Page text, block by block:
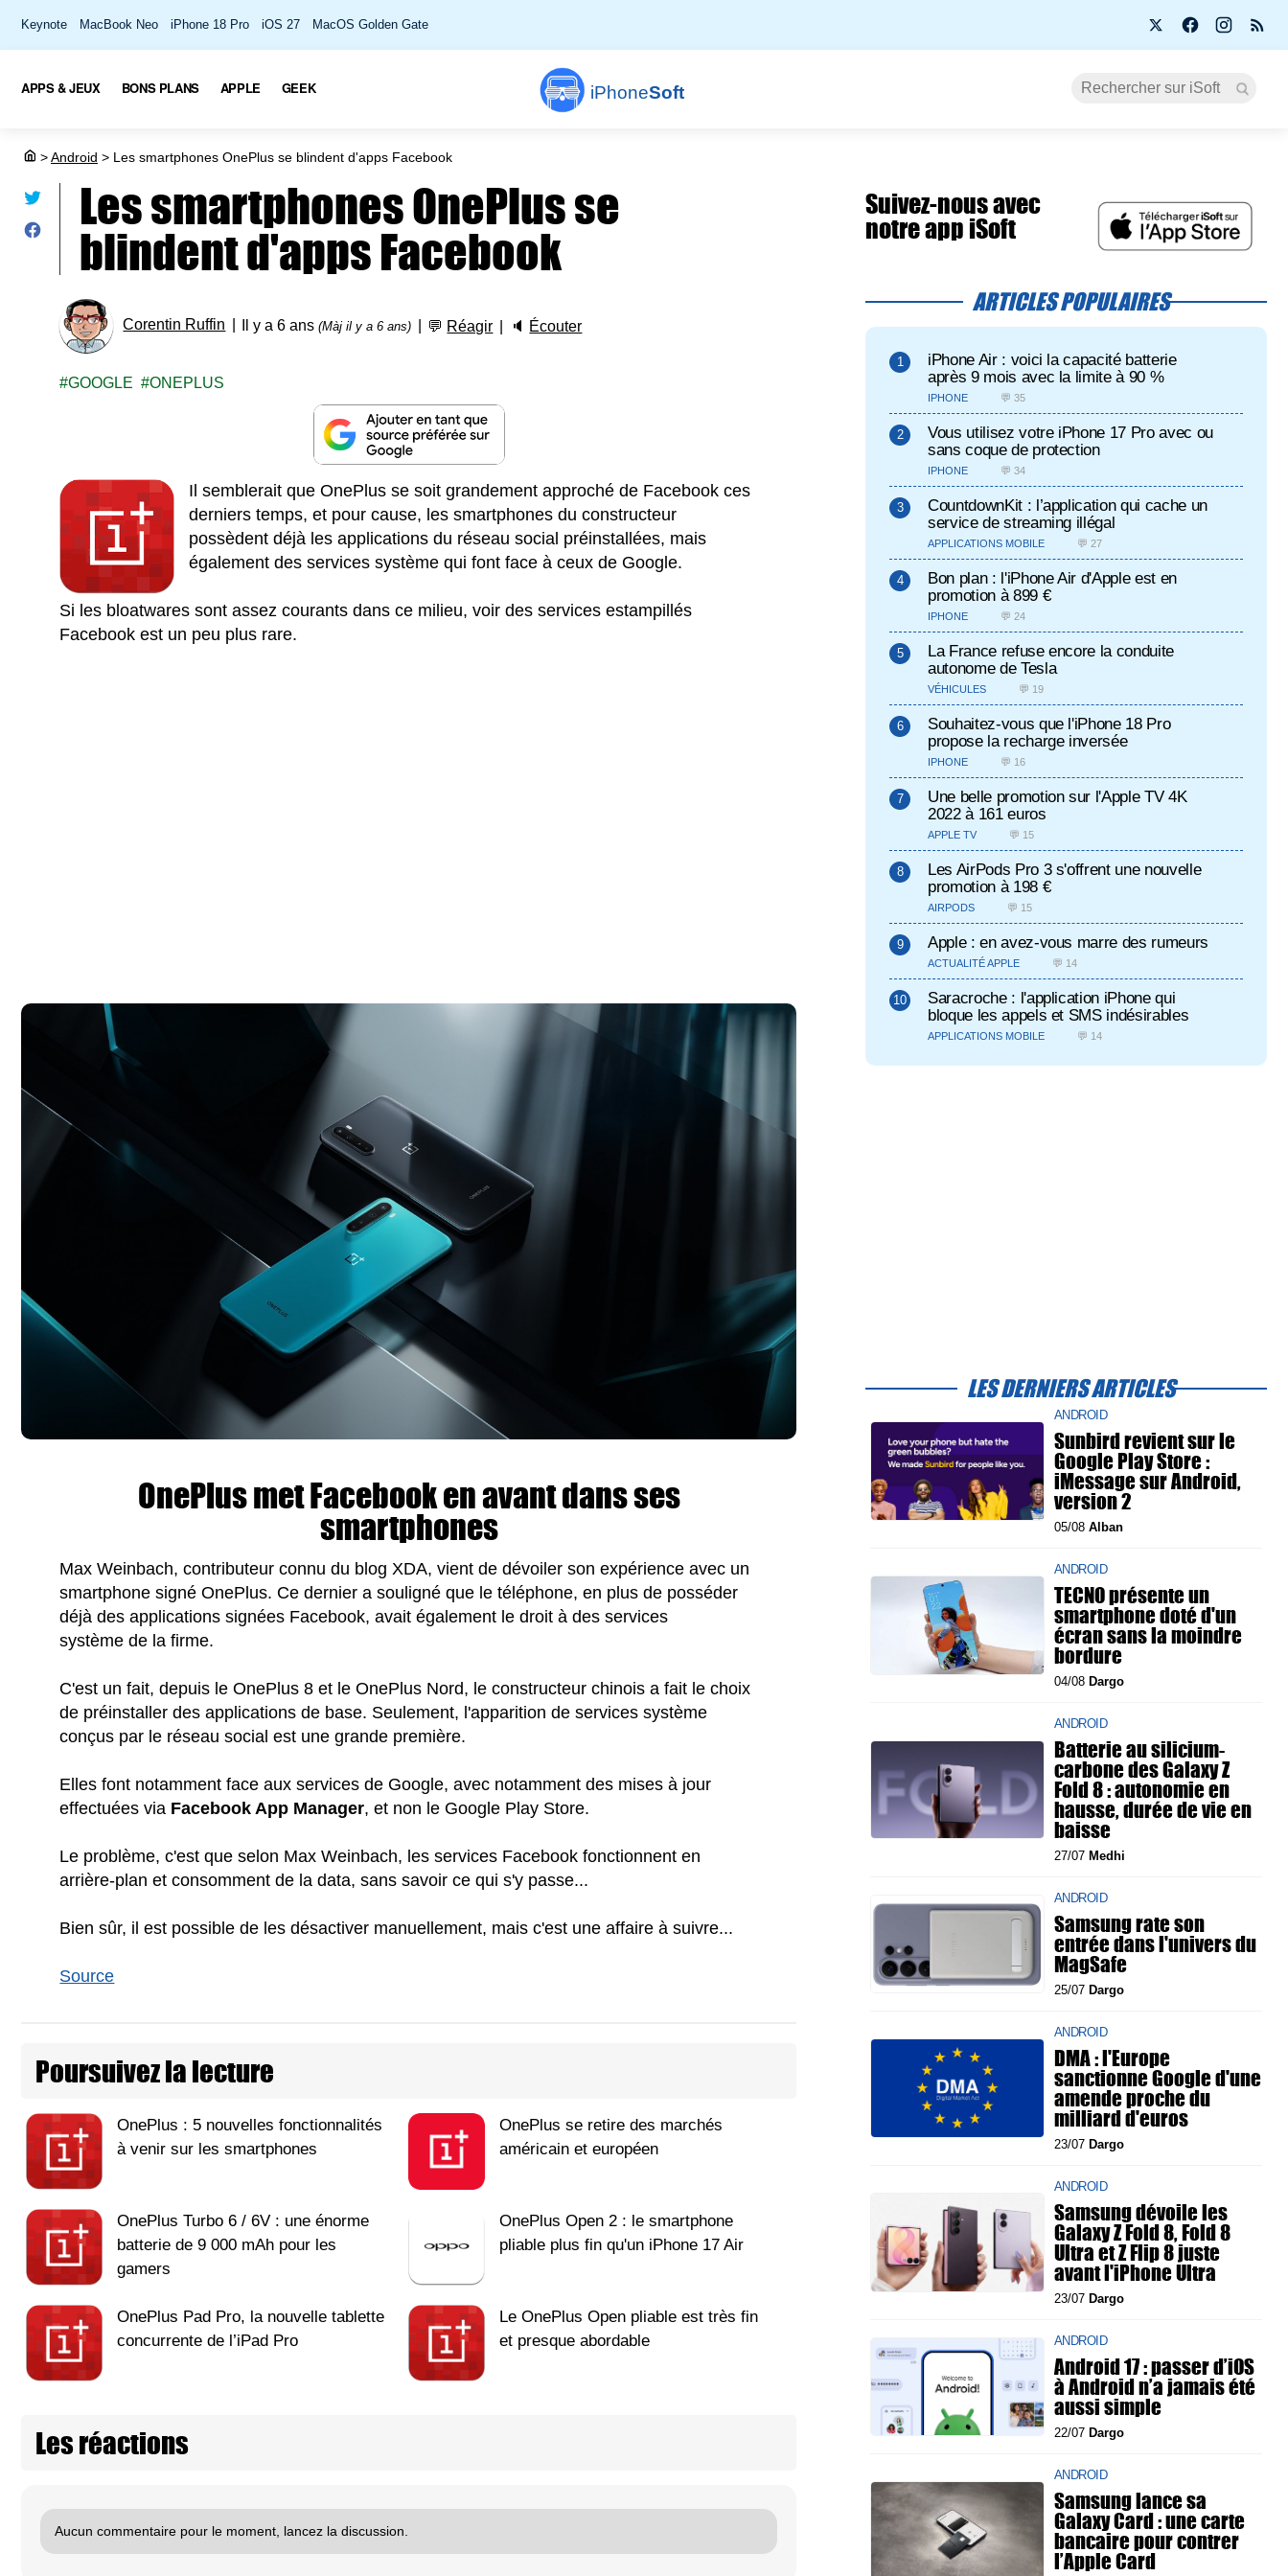
Keynote MacBook Neo iPhone 18 Pro iOS 27 MacOS Golden Gate
iPhoneSoft
APPS & JEUX BONS PLANS APPLE GEEK
>Android > Les smartphones OnePlus se blindent d'apps Facebook
Les smartphones OnePlus se
blindent d'apps Facebook
Corentin Ruffin Il y a 6 ans(Màj il y a 6 ans) 💬 Réagir 🔈 Écouter
GOOGLE ONEPLUS
Il semblerait que OnePlus se soit grandement approché de Facebook ces
derniers temps, et pour cause, les smartphones du constructeur
possèdent déjà les applications du réseau social préinstallées, mais
également des services système qui font face à ceux de Google.
Si les bloatwares sont assez courants dans ce milieu, voir des services estampillés
Facebook est un peu plus rare.
OnePlus met Facebook en avant dans ses
smartphones
Max Weinbach, contributeur connu du blog XDA, vient de dévoiler son expérience avec un
smartphone signé OnePlus. Ce dernier a souligné que le téléphone, en plus de posséder
déjà des applications signées Facebook, avait également le droit à des services
système de la firme.
C'est un fait, depuis le OnePlus 8 et le OnePlus Nord, le constructeur chinois a fait le choix
de préinstaller des applications de base. Seulement, l'apparition de services système
conçus par le réseau social est une grande première.
Elles font notamment face aux services de Google, avec notamment des mises à jour
effectuées via Facebook App Manager, et non le Google Play Store.
Le problème, c'est que selon Max Weinbach, les services Facebook fonctionnent en
arrière-plan et consomment de la data, sans savoir ce qui s'y passe...
Bien sûr, il est possible de les désactiver manuellement, mais c'est une affaire à suivre...
Source
Poursuivez la lecture
OnePlus : 5 nouvelles fonctionnalités
à venir sur les smartphones
OnePlus se retire des marchés
américain et européen
OnePlus Turbo 6 / 6V : une énorme
batterie de 9 000 mAh pour les
gamers
OnePlus Open 2 : le smartphone
pliable plus fin qu'un iPhone 17 Air
OnePlus Pad Pro, la nouvelle tablette
concurrente de l’iPad Pro
Le OnePlus Open pliable est très fin
et presque abordable
Les réactions
Aucun commentaire pour le moment, lancez la discussion.
Suivez-nous avec
notre app iSoft
ARTICLES POPULAIRES
iPhone Air : voici la capacité batterie
après 9 mois avec la limite à 90 %
IPHONE 💬 35
Vous utilisez votre iPhone 17 Pro avec ou
sans coque de protection
IPHONE 💬 34
CountdownKit : l’application qui cache un
service de streaming illégal
APPLICATIONS MOBILE 💬 27
Bon plan : l'iPhone Air d'Apple est en
promotion à 899 €
IPHONE 💬 24
La France refuse encore la conduite
autonome de Tesla
VÉHICULES 💬 19
Souhaitez-vous que l'iPhone 18 Pro
propose la recharge inversée
IPHONE 💬 16
Une belle promotion sur l'Apple TV 4K
2022 à 161 euros
APPLE TV 💬 15
Les AirPods Pro 3 s'offrent une nouvelle
promotion à 198 €
AIRPODS 💬 15
Apple : en avez-vous marre des rumeurs
ACTUALITÉ APPLE 💬 14
Saracroche : l'application iPhone qui
bloque les appels et SMS indésirables
APPLICATIONS MOBILE 💬 14
LES DERNIERS ARTICLES
ANDROID
Sunbird revient sur le
Google Play Store :
iMessage sur Android,
version 2
05/08 Alban
ANDROID
TECNO présente un
smartphone doté d'un
écran sans la moindre
bordure
04/08 Dargo
ANDROID
Batterie au silicium-
carbone des Galaxy Z
Fold 8 : autonomie en
hausse, durée de vie en
baisse
27/07 Medhi
ANDROID
Samsung rate son
entrée dans l'univers du
MagSafe
25/07 Dargo
ANDROID
DMA : l'Europe
sanctionne Google d'une
amende proche du
milliard d'euros
23/07 Dargo
ANDROID
Samsung dévoile les
Galaxy Z Fold 8, Fold 8
Ultra et Z Flip 8 juste
avant l'iPhone Ultra
23/07 Dargo
ANDROID
Android 17 : passer d’iOS
à Android n’a jamais été
aussi simple
22/07 Dargo
ANDROID
Samsung lance sa
Galaxy Card : une carte
bancaire pour contrer
l’Apple Card